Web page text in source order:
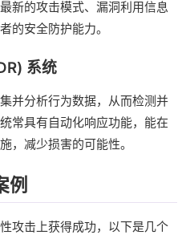
新的攻击模式、漏洞利用信息
的安全防护能力。
系统
并分析行为数据，从而检测并
常具有自动化响应功能，能在
，减少损害的可能性。
例
攻击上获得成功，以下是几个